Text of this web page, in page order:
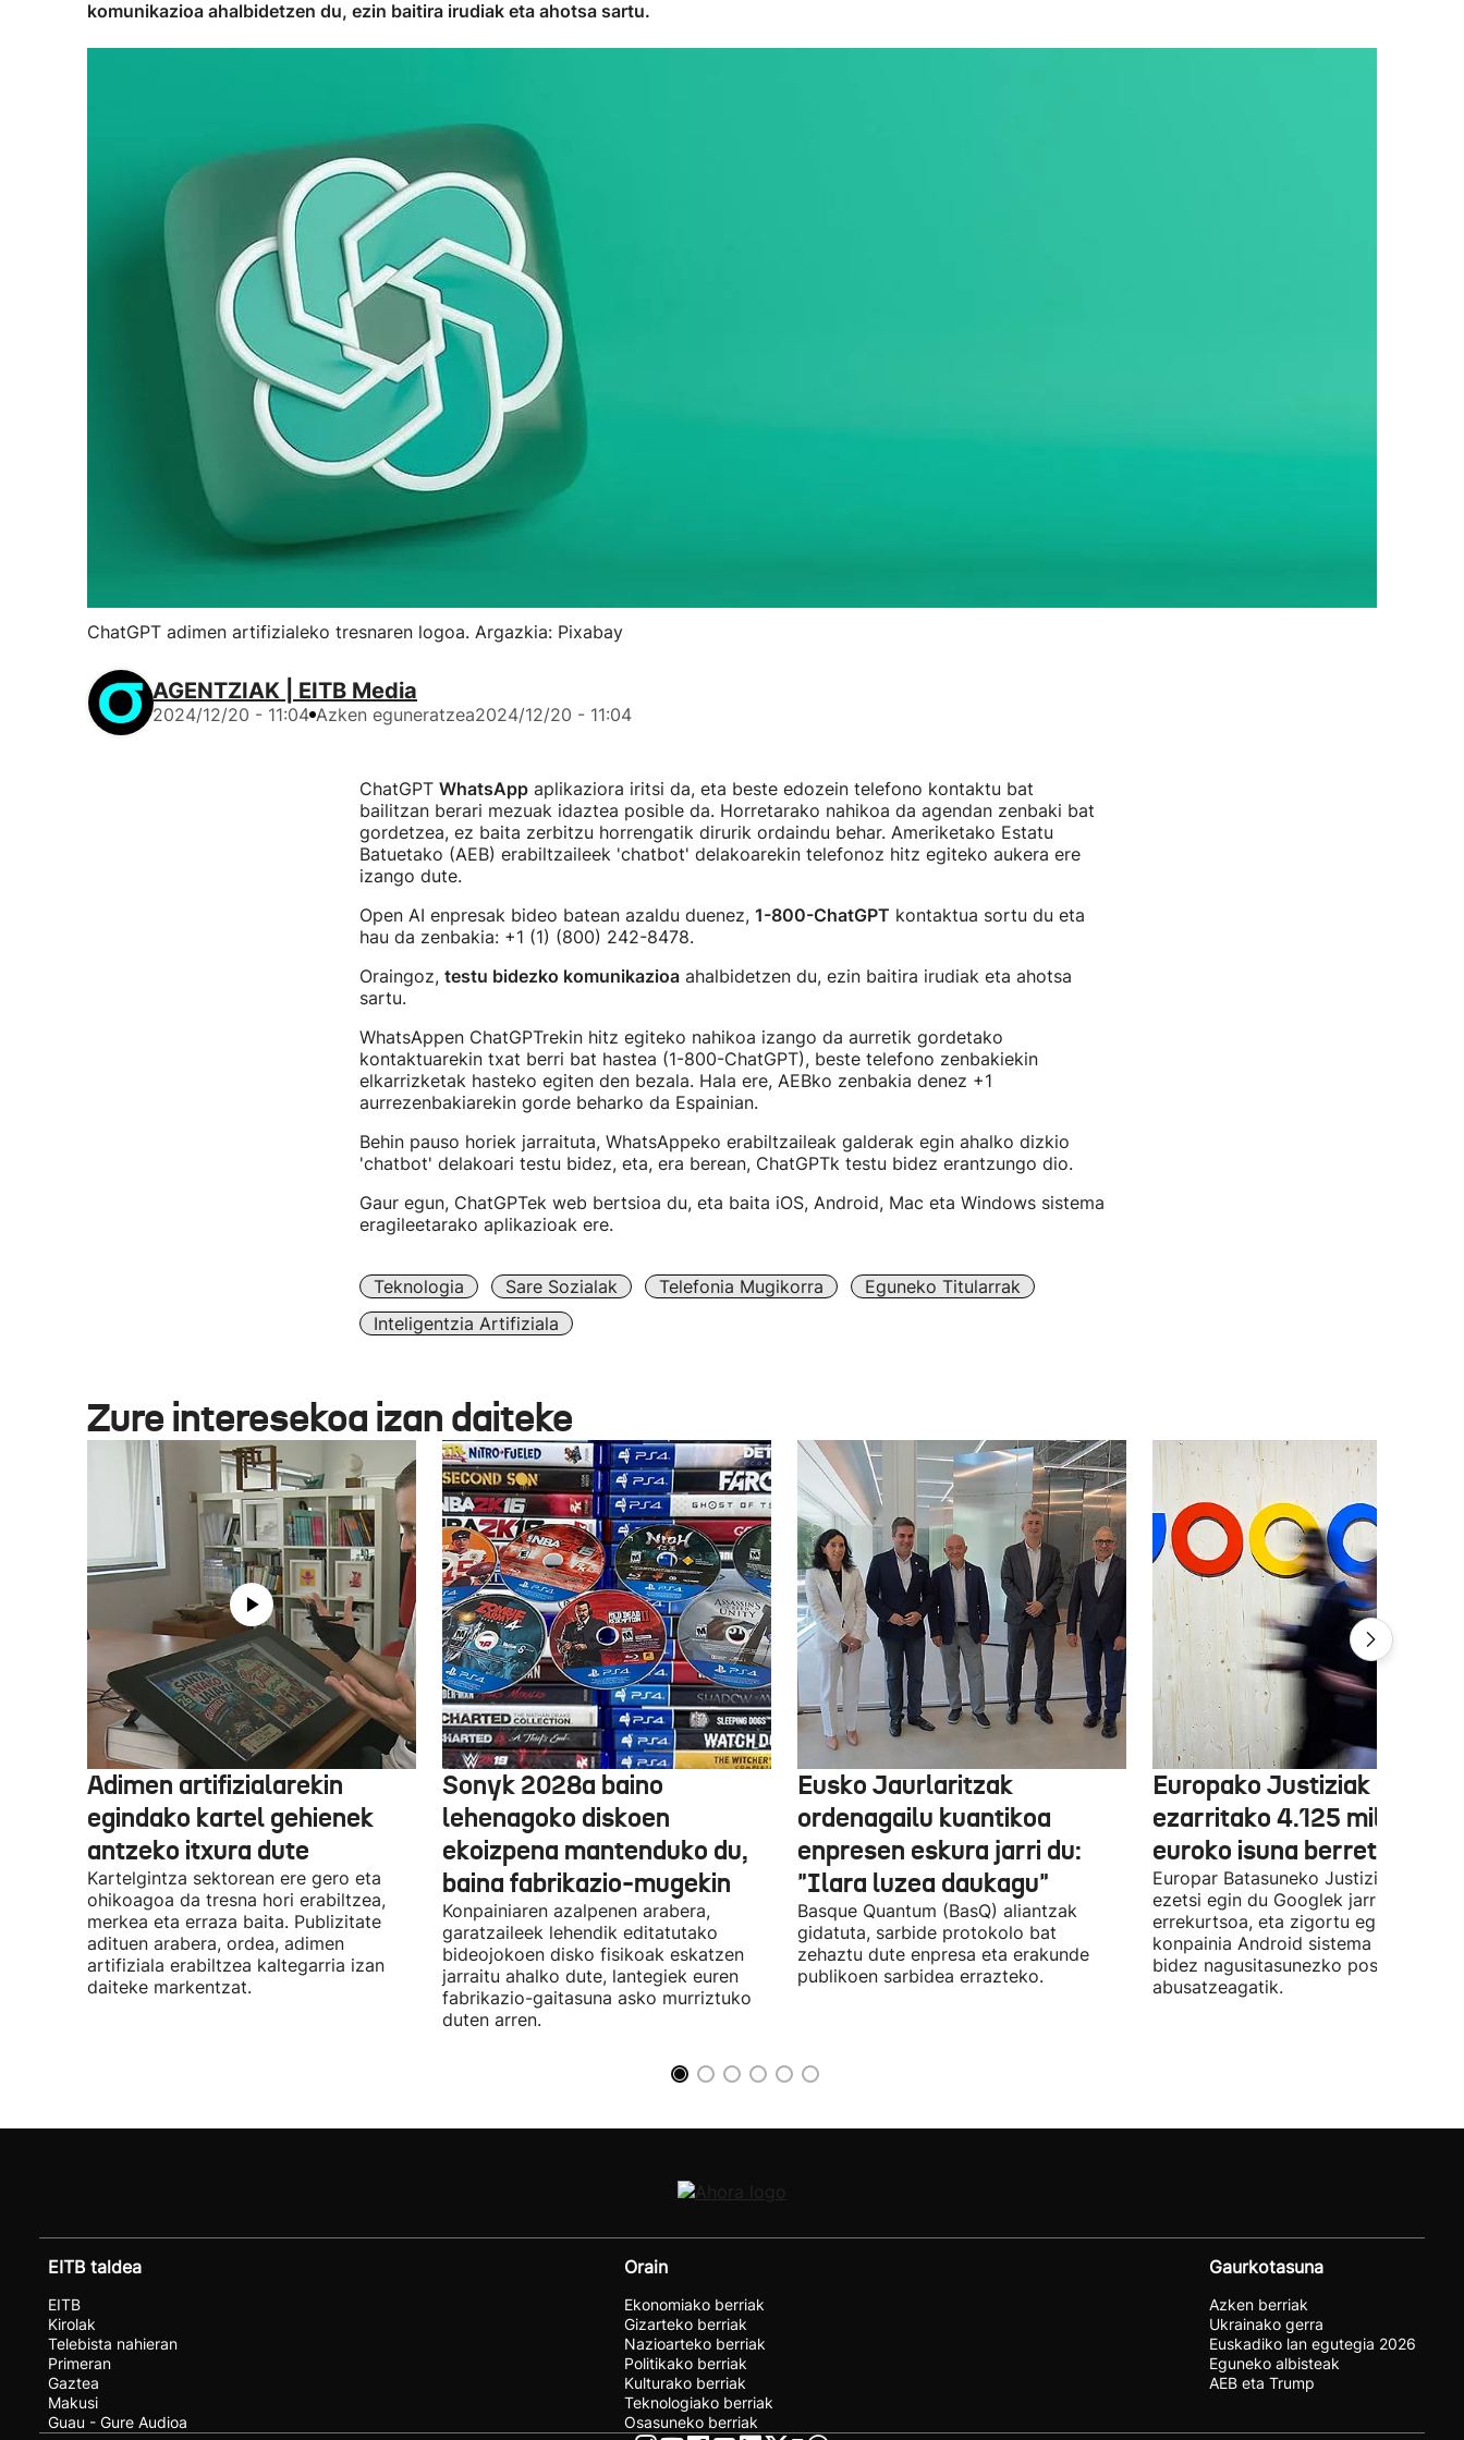
komunikazioa ahalbidetzen du, ezin baitira irudiak eta ahotsa sartu.
ChatGPT adimen artifizialeko tresnaren logoa. Argazkia: Pixabay
AGENTZIAK | EITB Media
2024/12/20 - 11:04 Azken eguneratzea2024/12/20 - 11:04
ChatGPT WhatsAppaplikaziora iritsi da, eta beste edozein telefono kontaktu bat
bailitzan berari mezuak idaztea posible da. Horretarako nahikoa da agendan zenbaki bat
gordetzea, ez baita zerbitzu horrengatik dirurik ordaindu behar. Ameriketako Estatu
Batuetako (AEB) erabiltzaileek 'chatbot' delakoarekin telefonoz hitz egiteko aukera ere
izango dute.
Open AI enpresak bideo batean azaldu duenez, 1-800-ChatGPT kontaktua sortu du eta
hau da zenbakia: +1 (1) (800) 242-8478.
Oraingoz, testu bidezko komunikazioaahalbidetzen du, ezin baitira irudiak eta ahotsa
sartu.
WhatsAppen ChatGPTrekin hitz egiteko nahikoa izango da aurretik gordetako
kontaktuarekin txat berri bat hastea (1-800-ChatGPT), beste telefono zenbakiekin
elkarrizketak hasteko egiten den bezala. Hala ere, AEBko zenbakia denez +1
aurrezenbakiarekin gorde beharko da Espainian.
Behin pauso horiek jarraituta, WhatsAppeko erabiltzaileak galderak egin ahalko dizkio
'chatbot' delakoari testu bidez, eta, era berean, ChatGPTk testu bidez erantzungo dio.
Gaur egun, ChatGPTek web bertsioa du, eta baita iOS, Android, Mac eta Windows sistema
eragileetarako aplikazioak ere.
Teknologia Sare Sozialak Telefonia Mugikorra
Eguneko Titularrak
Inteligentzia Artifiziala
Zure interesekoa izan daiteke
Adimen artifizialarekin
egindako kartel gehienek
antzeko itxura dute
Kartelgintza sektorean ere gero eta
ohikoagoa da tresna hori erabiltzea,
merkea eta erraza baita. Publizitate
adituen arabera, ordea, adimen
artifiziala erabiltzea kaltegarria izan
daiteke markentzat.
Sonyk 2028a baino
lehenagoko diskoen
ekoizpena mantenduko du,
baina fabrikazio-mugekin
Konpainiaren azalpenen arabera,
garatzaileek lehendik editatutako
bideojokoen disko fisikoak eskatzen
jarraitu ahalko dute, lantegiek euren
fabrikazio-gaitasuna asko murriztuko
duten arren.
Eusko Jaurlaritzak
ordenagailu kuantikoa
enpresen eskura jarri du:
"Ilara luzea daukagu"
Basque Quantum (BasQ) aliantzak
gidatuta, sarbide protokolo bat
zehaztu dute enpresa eta erakunde
publikoen sarbidea errazteko.
Europako Justiziak
ezarritako 4.125 milioi
euroko isuna berretsi du
Europar Batasuneko Justizia
ezetsi egin du Googlek jarritako
errekurtsoa, eta zigortu egin du
konpainia Android sistema
bidez nagusitasunezko posizioaz
abusatzeagatik.
EITB taldea
EITB
Kirolak
Telebista nahieran
Primeran
Gaztea
Makusi
Guau - Gure Audioa
Orain
Ekonomiako berriak
Gizarteko berriak
Nazioarteko berriak
Politikako berriak
Kulturako berriak
Teknologiako berriak
Osasuneko berriak
Gaurkotasuna
Azken berriak
Ukrainako gerra
Euskadiko lan egutegia 2026
Eguneko albisteak
AEB eta Trump